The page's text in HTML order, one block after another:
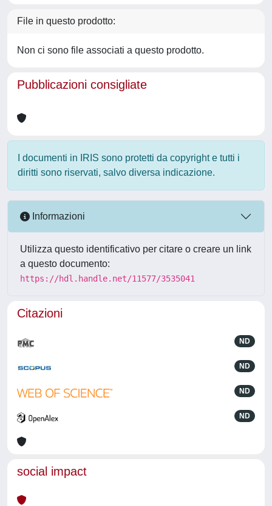
File in questo prodotto:
Non ci sono file associati a questo prodotto.
Pubblicazioni consigliate
I documenti in IRIS sono protetti da copyright e tutti i
diritti sono riservati, salvo diversa indicazione.
Informazioni
Utilizza questo identificativo per citare o creare un link
a questo documento:
https://hdl.handle.net/11577/3535041
Citazioni
ND
ND
ND
ND
social impact